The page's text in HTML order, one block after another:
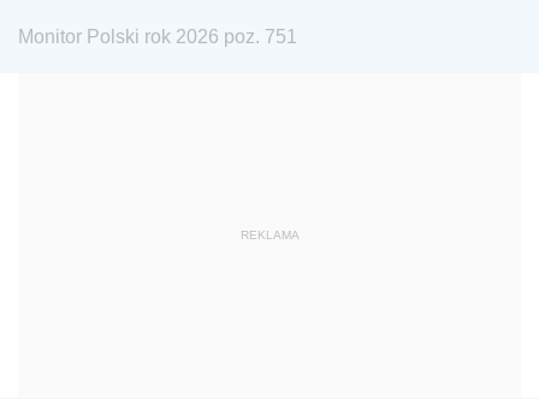
1968
Monitor Polski rok 2026 poz. 751
REKLAMA